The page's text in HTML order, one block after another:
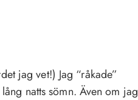
jag vet!) Jag “råkade”
natts sömn. Även om jag